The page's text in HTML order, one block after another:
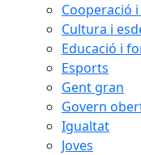
Cooperació
Cultura i
Educació i
Esports
Gent gran
Govern
Igualtat
Joves